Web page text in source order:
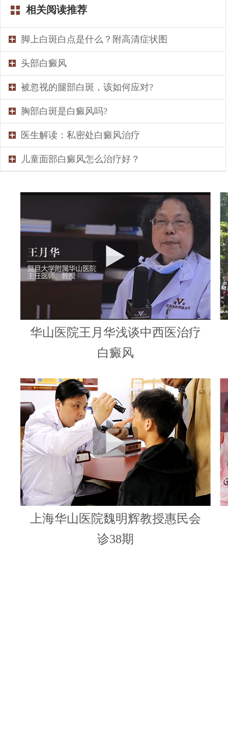
相关阅读推荐
脚上白斑白点是什么？附高清症状图
头部白癜风
被忽视的腿部白斑，该如何应对?
胸部白斑是白癜风吗?
医生解读：私密处白癜风治疗
儿童面部白癜风怎么治疗好？
华山医院王月华浅谈中西医治疗
白癜风
上海华山医院魏明辉教授惠民会
诊38期